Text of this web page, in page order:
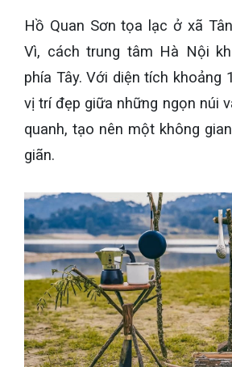
Hồ Quan Sơn tọa lạc ở xã
Vì, cách trung tâm Hà Nội
phía Tây. Với diện tích khoảng
vị trí đẹp giữa những ngọn núi
quanh, tạo nên một không
giãn.